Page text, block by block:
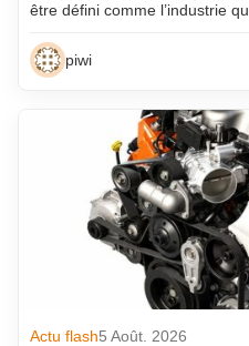
être défini comme l’industrie
piwi
Actu flash5 Août. 2026